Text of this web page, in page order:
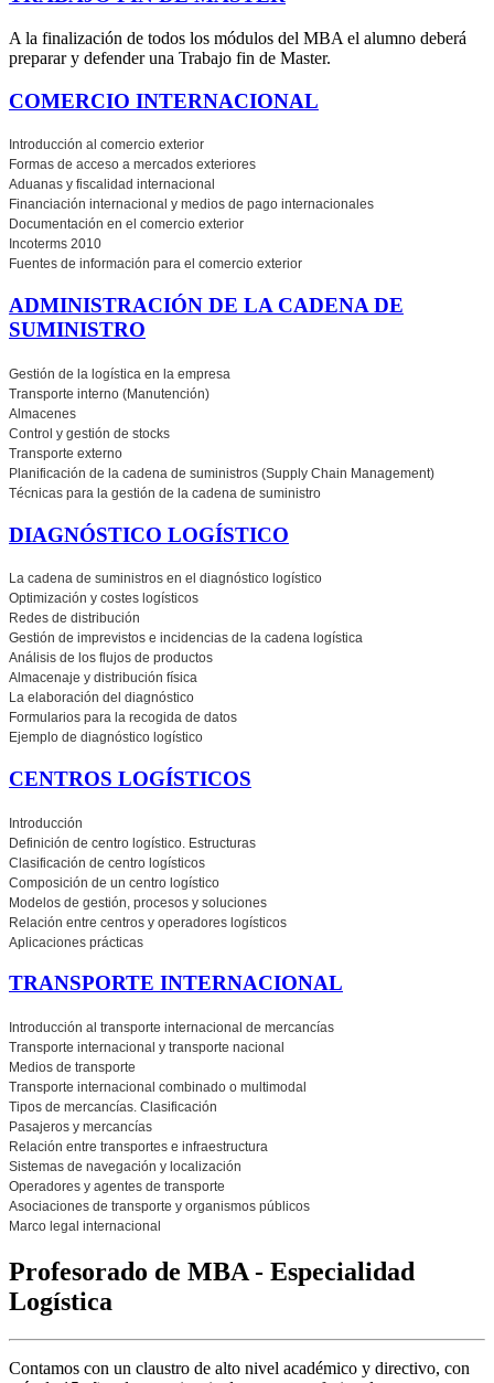
A la finalización de todos los módulos del MBA el alumno deberá
preparar y defender una Trabajo fin de Master.
COMERCIO INTERNACIONAL
Introducción al comercio exterior
Formas de acceso a mercados exteriores
Aduanas y fiscalidad internacional
Financiación internacional y medios de pago internacionales
Documentación en el comercio exterior
Incoterms 2010
Fuentes de información para el comercio exterior
ADMINISTRACIÓN DE LA CADENA DE
SUMINISTRO
Gestión de la logística en la empresa
Transporte interno (Manutención)
Almacenes
Control y gestión de stocks
Transporte externo
Planificación de la cadena de suministros (Supply Chain Management)
Técnicas para la gestión de la cadena de suministro
DIAGNÓSTICO LOGÍSTICO
La cadena de suministros en el diagnóstico logístico
Optimización y costes logísticos
Redes de distribución
Gestión de imprevistos e incidencias de la cadena logística
Análisis de los flujos de productos
Almacenaje y distribución física
La elaboración del diagnóstico
Formularios para la recogida de datos
Ejemplo de diagnóstico logístico
CENTROS LOGÍSTICOS
Introducción
Definición de centro logístico. Estructuras
Clasificación de centro logísticos
Composición de un centro logístico
Modelos de gestión, procesos y soluciones
Relación entre centros y operadores logísticos
Aplicaciones prácticas
TRANSPORTE INTERNACIONAL
Introducción al transporte internacional de mercancías
Transporte internacional y transporte nacional
Medios de transporte
Transporte internacional combinado o multimodal
Tipos de mercancías. Clasificación
Pasajeros y mercancías
Relación entre transportes e infraestructura
Sistemas de navegación y localización
Operadores y agentes de transporte
Asociaciones de transporte y organismos públicos
Marco legal internacional
Profesorado de MBA - Especialidad
Logística
Contamos con un claustro de alto nivel académico y directivo, con